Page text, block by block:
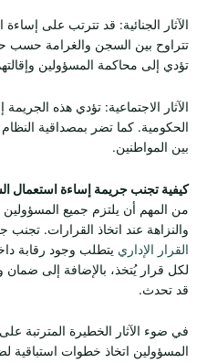
الآثار الجنائية: قد تترتب على
تتراوح بين السجن والغرامة حسب
تؤدي إلى محاكمة المسؤولين
الآثار الاجتماعية: تؤدي هذه
الحكومية. كما تضر بمصداقية
بين المواطنين.
كيفية تجنب جريمة إساءة استعمال
من المهم أن يلتزم جميع المسؤولين
والنزاهة عند اتخاذ القرارات. تجنب
القرار الإداري يتطلب وجود رقابة
لكل قرار يُتخذ، بالإضافة إلى ضمان
قد تحدث.
في ضوء الآثار الخطيرة المترتبة
المسؤولين اتخاذ خطوات